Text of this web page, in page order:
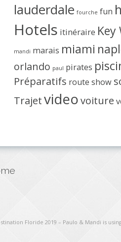
lauderdale fourche fun
Hotels itinéraire Key
mandi marais miami
orlando paul pirates
Préparatifs route show
Trajetvideovoiture
Floride 2019 – Paulo & Mandi is